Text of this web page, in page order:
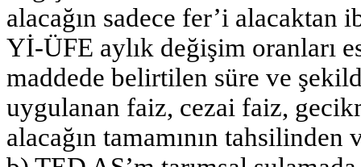
alacağın sadece fer’i alacaktan
Yİ-ÜFE aylık değişim oranları
maddede belirtilen süre ve
uygulanan faiz, cezai faiz,
alacağın tamamının tahsilinden